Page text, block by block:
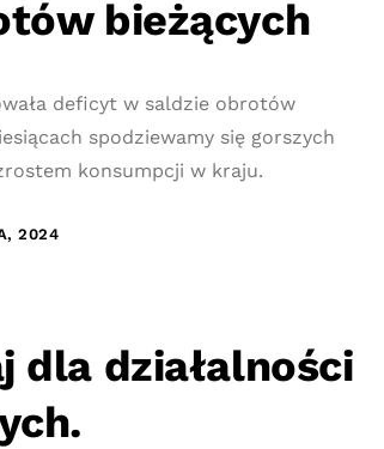
bieżących
deficyt w saldzie obrotów
spodziewamy się gorszych
konsumpcji w kraju.
2024
dla działalności